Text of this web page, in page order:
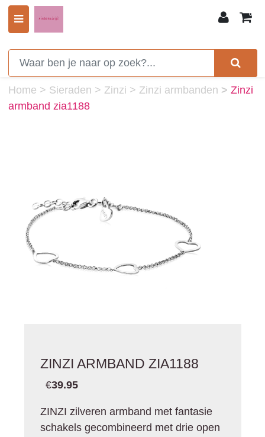
0
Home > Sieraden > Zinzi > Zinzi armbanden > Zinzi
armband zia1188
ZINZI ARMBAND ZIA1188
€39.95
ZINZI zilveren armband met fantasie
schakels gecombineerd met drie open